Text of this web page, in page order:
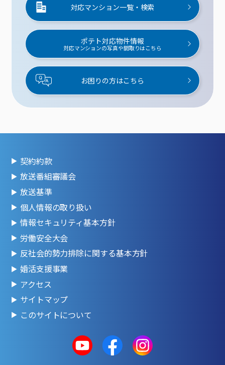
対応マンション一覧・検索
ポテト対応物件情報
対応マンションの写真や間取りはこちら
お困りの方はこちら
契約約款
放送番組審議会
放送基準
個人情報の取り扱い
情報セキュリティ基本方針
労働安全大会
反社会的勢力排除に関する基本方針
婚活支援事業
アクセス
サイトマップ
このサイトについて